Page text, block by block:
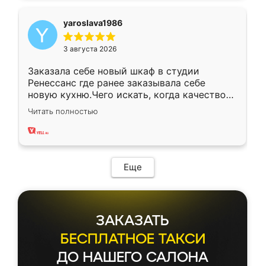
yaroslava1986
3 августа 2026
Заказала себе новый шкаф в студии
Ренессанс где ранее заказывала себе
новую кухню.Чего искать, когда качеством
вполне довольна. Служит кухня уже почти
два года, нареканий нет.
Читать полностью
Еще
ЗАКАЗАТЬ
БЕСПЛАТНОЕ ТАКСИ
ДО НАШЕГО САЛОНА